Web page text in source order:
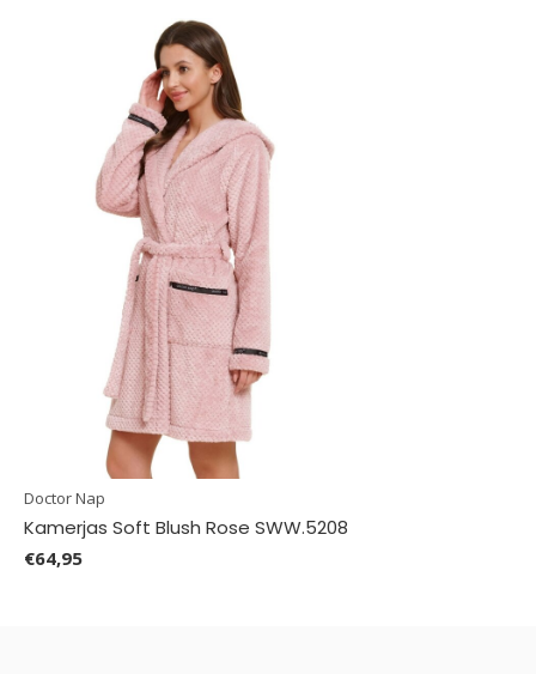
Doctor Nap
Kamerjas Soft Blush Rose SWW.5208
€64,95